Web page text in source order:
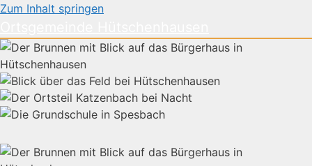
Zum Inhalt springen